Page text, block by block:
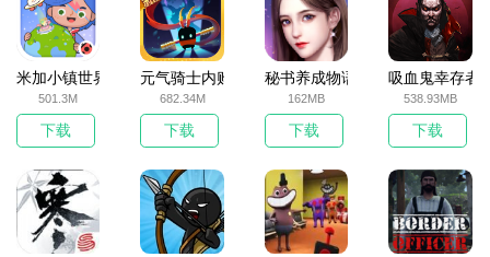
米加小镇世界2025官方版
501.3M
下载
元气骑士内购破解版
682.34M
下载
秘书养成物语
162MB
下载
吸血鬼幸存者
538.93MB
下载